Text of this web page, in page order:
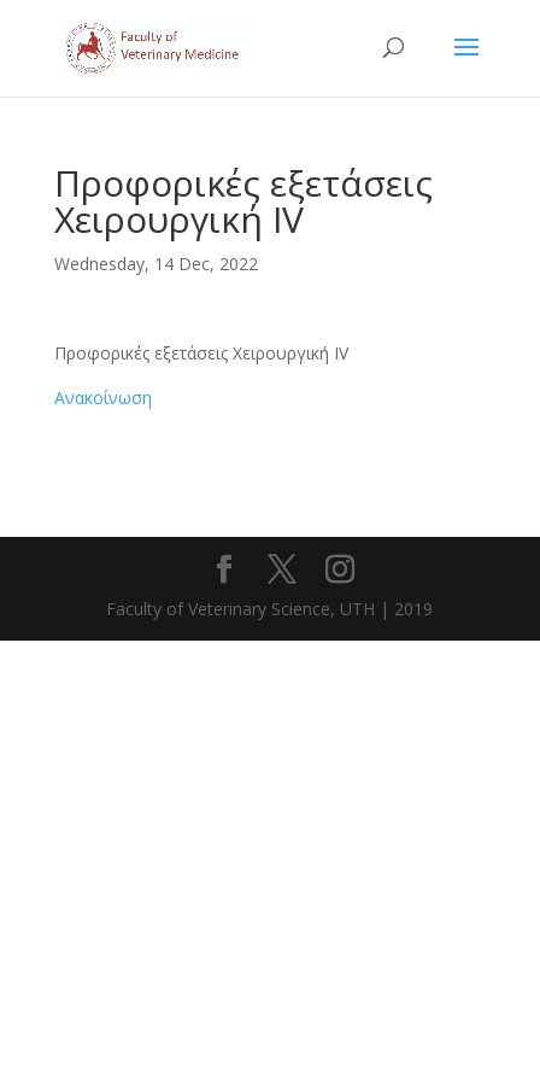
Προφορικές εξετάσεις
Χειρουργική IV
Wednesday, 14 Dec, 2022
Προφορικές εξετάσεις Χειρουργική IV
Ανακοίνωση
Faculty of Veterinary Science, UTH | 2019